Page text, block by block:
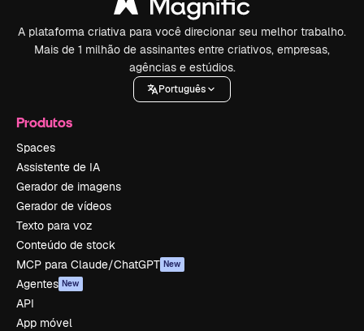
A plataforma criativa para você direcionar seu melhor trabalho.
Mais de 1 milhão de assinantes entre criativos, empresas,
agências e estúdios.
Português
Produtos
Spaces
Assistente de IA
Gerador de imagens
Gerador de vídeos
Texto para voz
Conteúdo de stock
MCP para Claude/ChatGPT New
Agentes New
API
App móvel